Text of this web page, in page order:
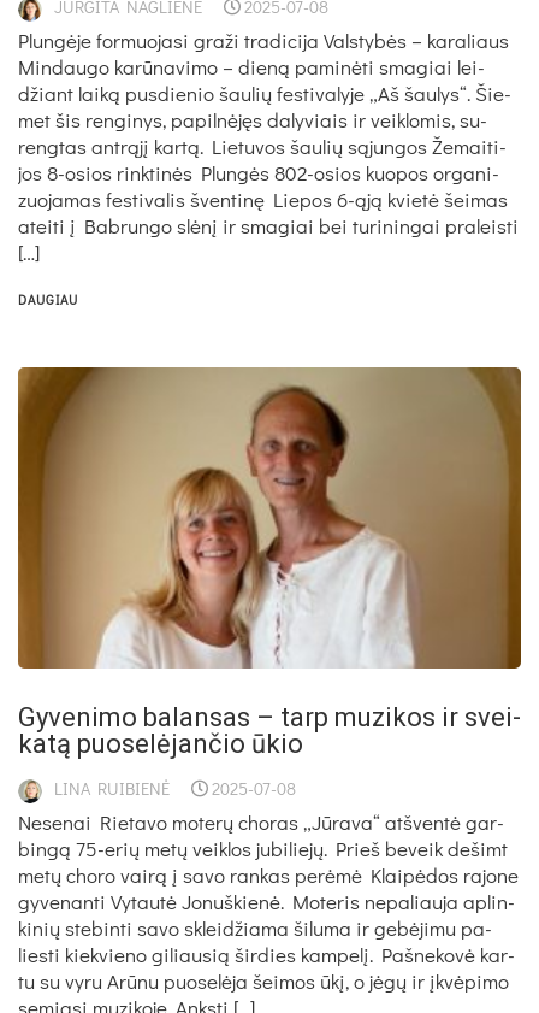
JURGITA NAGLIENĖ 2025-07-08
Plun­gė­je for­muo­ja­si gra­ži tra­di­ci­ja Vals­ty­bės – ka­ra­liaus
Min­dau­go ka­rū­na­vi­mo – die­ną pa­mi­nė­ti sma­giai lei­
džiant lai­ką pus­die­nio šau­lių fes­ti­va­ly­je „Aš šau­lys“. Šie­
met šis ren­gi­nys, pa­pil­nė­jęs da­ly­viais ir veik­lo­mis, su­
reng­tas ant­rą­jį kar­tą. Lie­tu­vos šau­lių są­jun­gos Že­mai­ti­
jos 8-osios rink­ti­nės Plun­gės 802-osios kuo­pos or­ga­ni­
zuo­ja­mas fes­ti­va­lis šven­ti­nę Lie­pos 6-ąją kvie­tė šei­mas
atei­ti į Bab­run­go slė­nį ir sma­giai bei tu­ri­nin­gai pra­leis­ti
[…]
DAUGIAU
Gy­ve­ni­mo ba­lan­sas – tarp mu­zi­kos ir svei­
ka­tą puo­se­lė­jan­čio ūkio
LINA RUIBIENĖ 2025-07-08
Ne­se­nai Rie­ta­vo mo­te­rų cho­ras „Jū­ra­va“ at­šven­tė gar­
bin­gą 75-erių me­tų veik­los ju­bi­lie­jų. Prieš be­veik de­šimt
me­tų cho­ro vai­rą į sa­vo ran­kas pe­rė­mė Klai­pė­dos ra­jo­ne
gy­ve­nan­ti Vy­tau­tė Jo­nuš­kie­nė. Mo­te­ris ne­pa­liau­ja ap­lin­
ki­nių ste­bin­ti sa­vo sklei­džia­ma ši­lu­ma ir ge­bė­ji­mu pa­
lies­ti kiek­vie­no gi­liau­sią šir­dies kam­pe­lį. Paš­ne­ko­vė kar­
tu su vy­ru Arū­nu puo­se­lė­ja šei­mos ūkį, o jė­gų ir įkvė­pi­mo
se­mia­si mu­zi­ko­je. Anks­ti […]